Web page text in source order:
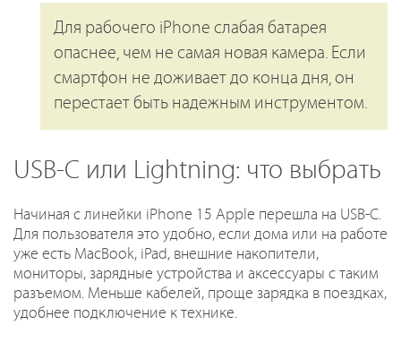
Для рабочего iPhone слабая батарея
опаснее, чем не самая новая камера. Если
смартфон не доживает до конца дня, он
перестает быть надежным инструментом.
USB-C или Lightning: что выбрать
Начиная с линейки iPhone 15 Apple перешла на USB-C.
Для пользователя это удобно, если дома или на работе
уже есть MacBook, iPad, внешние накопители,
мониторы, зарядные устройства и аксессуары с таким
разъемом. Меньше кабелей, проще зарядка в поездках,
удобнее подключение к технике.